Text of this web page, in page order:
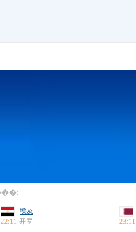
埃及
22:11 开罗
23:11